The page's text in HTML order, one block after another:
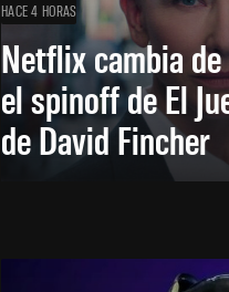
HACE 4 HORAS
Netflix cambia
el spinoff de El
de David Fincher